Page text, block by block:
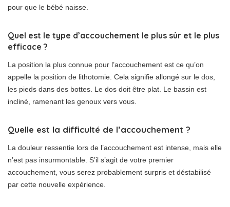
pour que le bébé naisse.
Quel est le type d’accouchement le plus sûr et le plus
efficace ?
La position la plus connue pour l’accouchement est ce qu’on
appelle la position de lithotomie. Cela signifie allongé sur le dos,
les pieds dans des bottes. Le dos doit être plat. Le bassin est
incliné, ramenant les genoux vers vous.
Quelle est la difficulté de l’accouchement ?
La douleur ressentie lors de l’accouchement est intense, mais elle
n’est pas insurmontable. S’il s’agit de votre premier
accouchement, vous serez probablement surpris et déstabilisé
par cette nouvelle expérience.